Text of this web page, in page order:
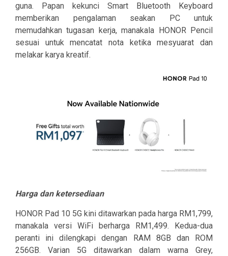
guna. Papan kekunci Smart Bluetooth Keyboard
memberikan pengalaman seakan PC untuk
memudahkan tugasan kerja, manakala HONOR Pencil
sesuai untuk mencatat nota ketika mesyuarat dan
melakar karya kreatif.
Harga dan ketersediaan
HONOR Pad 10 5G kini ditawarkan pada harga RM1,799,
manakala versi WiFi berharga RM1,499. Kedua-dua
peranti ini dilengkapi dengan RAM 8GB dan ROM
256GB. Varian 5G ditawarkan dalam warna Grey,